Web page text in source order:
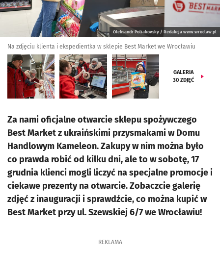
Oleksandr Poliakovsky / Redakcja www.wroclaw.pl
Na zdjęciu klienta i ekspedientka w sklepie Best Market we Wrocławiu
GALERIA
30 ZDJĘĆ
Za nami oficjalne otwarcie sklepu spożywczego
Best Market z ukraińskimi przysmakami w Domu
Handlowym Kameleon. Zakupy w nim można było
co prawda robić od kilku dni, ale to w sobotę, 17
grudnia klienci mogli liczyć na specjalne promocje i
ciekawe prezenty na otwarcie. Zobaczcie galerię
zdjęć z inauguracji i sprawdźcie, co można kupić w
Best Market przy ul. Szewskiej 6/7 we Wrocławiu!
REKLAMA